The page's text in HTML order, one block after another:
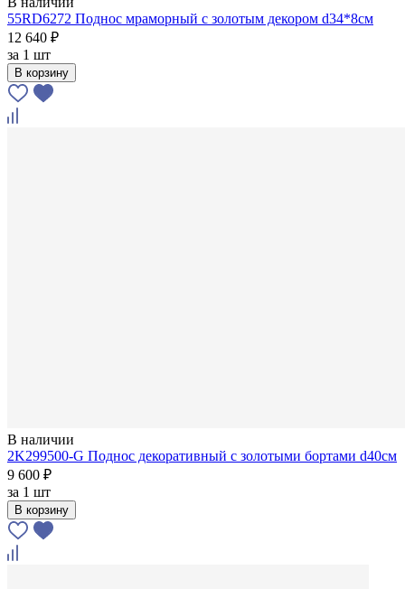
55RD6272 Поднос мраморный с золотым декором d34*8см
12 640 ₽
за 1 шт
В корзину
В наличии
2K299500-G Поднос декоративный с золотыми бортами d40см
9 600 ₽
за 1 шт
В корзину